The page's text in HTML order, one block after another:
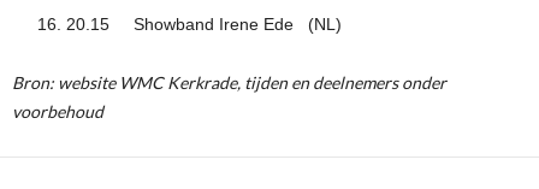
20.15 Showband Irene Ede (NL)
Bron: website WMC Kerkrade, tijden en deelnemers onder
voorbehoud